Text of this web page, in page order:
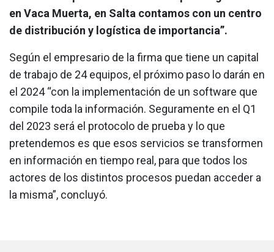
en Vaca Muerta, en Salta contamos con un centro
de distribución y logística de importancia”.
Según el empresario de la firma que tiene un capital
de trabajo de 24 equipos, el próximo paso lo darán en
el 2024 “con la implementación de un software que
compile toda la información. Seguramente en el Q1
del 2023 será el protocolo de prueba y lo que
pretendemos es que esos servicios se transformen
en información en tiempo real, para que todos los
actores de los distintos procesos puedan acceder a
la misma”, concluyó.